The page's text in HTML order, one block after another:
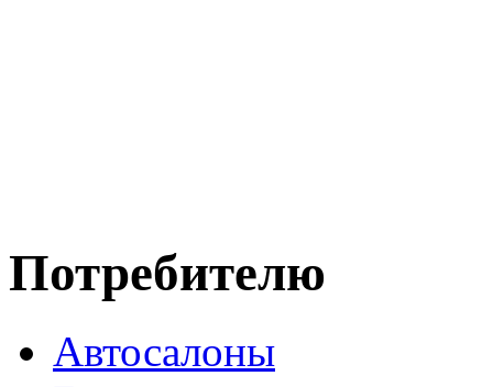
Потребителю
Автосалоны